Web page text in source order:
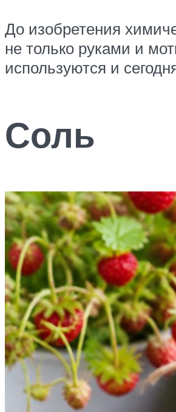
До изобретения
не только руками и
используются и
Соль